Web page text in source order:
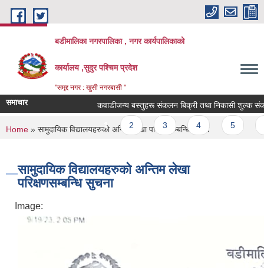
Skip to main content
बडीमालिका नगरपालिका , नगर कार्यपालिकाको
कार्यालय ,सुदुर पश्चिम प्रदेश
"समृद्द नगर : खुसी नगरबासी "
समाचार कवाडीजन्य बस्तुहरू संकलन बिक्री तथा निकासी शुल्क संकलन
Pages
1 2 3 4
You are here
Home » सामुदायिक विद्यालयहरुको अन्तिम लेखा परिक्षणसम्बन्धि सुचना
सामुदायिक विद्यालयहरुको अन्तिम लेखा
परिक्षणसम्बन्धि सुचना
Image: